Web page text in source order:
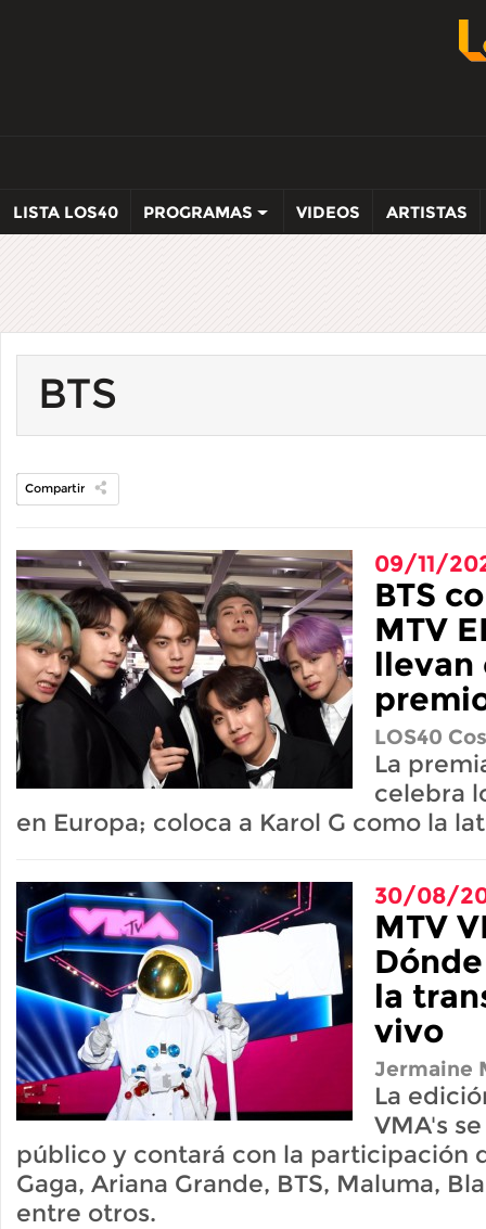
LISTA LOS40 PROGRAMAS VIDEOS ARTISTAS
BTS
Compartir
09/11/
BTS
MTV
llevan
LOS40
La
celebra
en Europa; coloca a Karol G como la
30/08/
MTV
la
vivo
Jermaine
La
VMA's
público y contará con la participación
Gaga, Ariana Grande, BTS, Maluma,
entre otros.